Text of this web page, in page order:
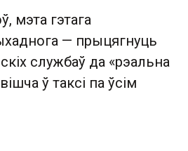
мэта гэтага
— прыцягнуць
службаў да «рэальна
ў таксі па ўсім